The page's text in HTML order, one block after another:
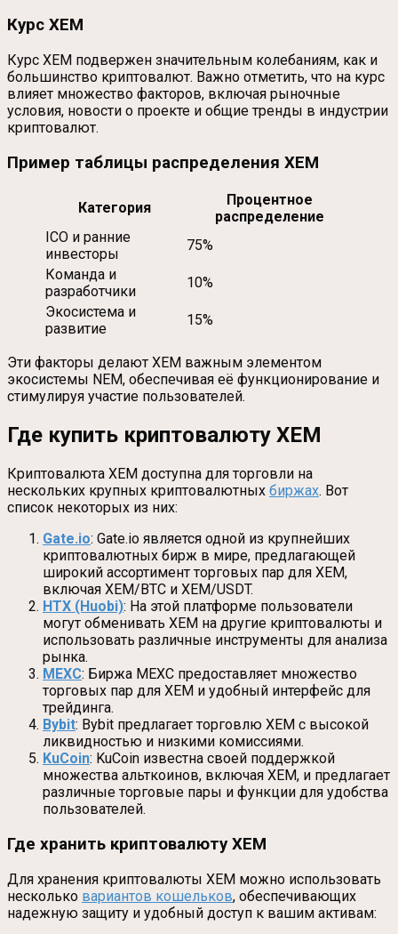
Курс XEM
Курс XEM подвержен значительным колебаниям, как и
большинство криптовалют. Важно отметить, что на курс
влияет множество факторов, включая рыночные
условия, новости о проекте и общие тренды в индустрии
криптовалют.
Пример таблицы распределения XEM
Категория
Процентное
распределение
ICO и ранние
инвесторы
75%
Команда и
разработчики
10%
Экосистема и
развитие
15%
Эти факторы делают XEM важным элементом
экосистемы NEM, обеспечивая её функционирование и
стимулируя участие пользователей.
Где купить криптовалюту XEM
Криптовалюта XEM доступна для торговли на
нескольких крупных криптовалютных биржах. Вот
список некоторых из них:
Gate.io: Gate.io является одной из крупнейших
криптовалютных бирж в мире, предлагающей
широкий ассортимент торговых пар для XEM,
включая XEM/BTC и XEM/USDT.
HTX (Huobi): На этой платформе пользователи
могут обменивать XEM на другие криптовалюты и
использовать различные инструменты для анализа
рынка.
MEXC: Биржа MEXC предоставляет множество
торговых пар для XEM и удобный интерфейс для
трейдинга.
Bybit: Bybit предлагает торговлю XEM с высокой
ликвидностью и низкими комиссиями.
KuCoin: KuCoin известна своей поддержкой
множества альткоинов, включая XEM, и предлагает
различные торговые пары и функции для удобства
пользователей.
Где хранить криптовалюту XEM
Для хранения криптовалюты XEM можно использовать
несколько вариантов кошельков, обеспечивающих
надежную защиту и удобный доступ к вашим активам: